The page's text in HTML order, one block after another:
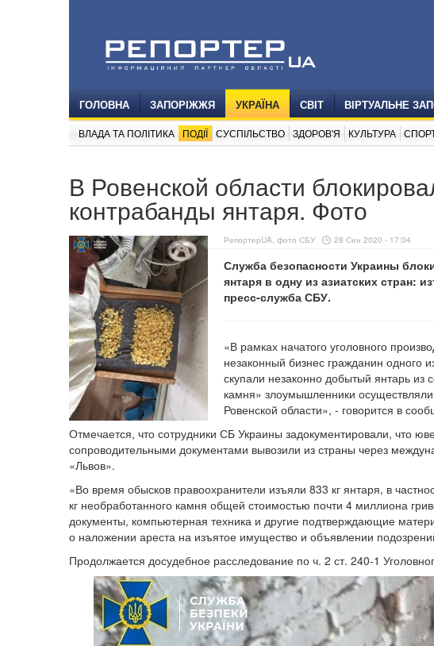
ГОЛОВНА ЗАПОРІЖЖЯ УКРАЇНА СВІТ ВІРТУАЛЬНЕ
ВЛАДА ТА ПОЛІТИКА ПОДІЇ СУСПІЛЬСТВО ЗДОРОВ'Я КУЛЬТУРА
В Ровенской области
контрабанды янтаря. Фото
РепортерUA, фото СБУ 28 Сен 2020 - 17:04
Служба безопасности Украины
янтаря в одну из азиатских стран:
пресс-служба СБУ.
«В рамках начатого уголовного
незаконный бизнес гражданин одного
скупали незаконно добытый янтарь из
камня» злоумышленники
Ровенской области», - говорится в
Отмечается, что сотрудники СБ Украины задокументировали, что
сопроводительными документами вывозили из страны через
«Львов».
«Во время обысков правоохранители изъяли 833 кг янтаря, в
кг необработанного камня общей стоимостью почти 4 миллиона
документы, компьютерная техника и другие подтверждающие
о наложении ареста на изъятое имущество и объявлении
Продолжается досудебное расследование по ч. 2 ст. 240-1